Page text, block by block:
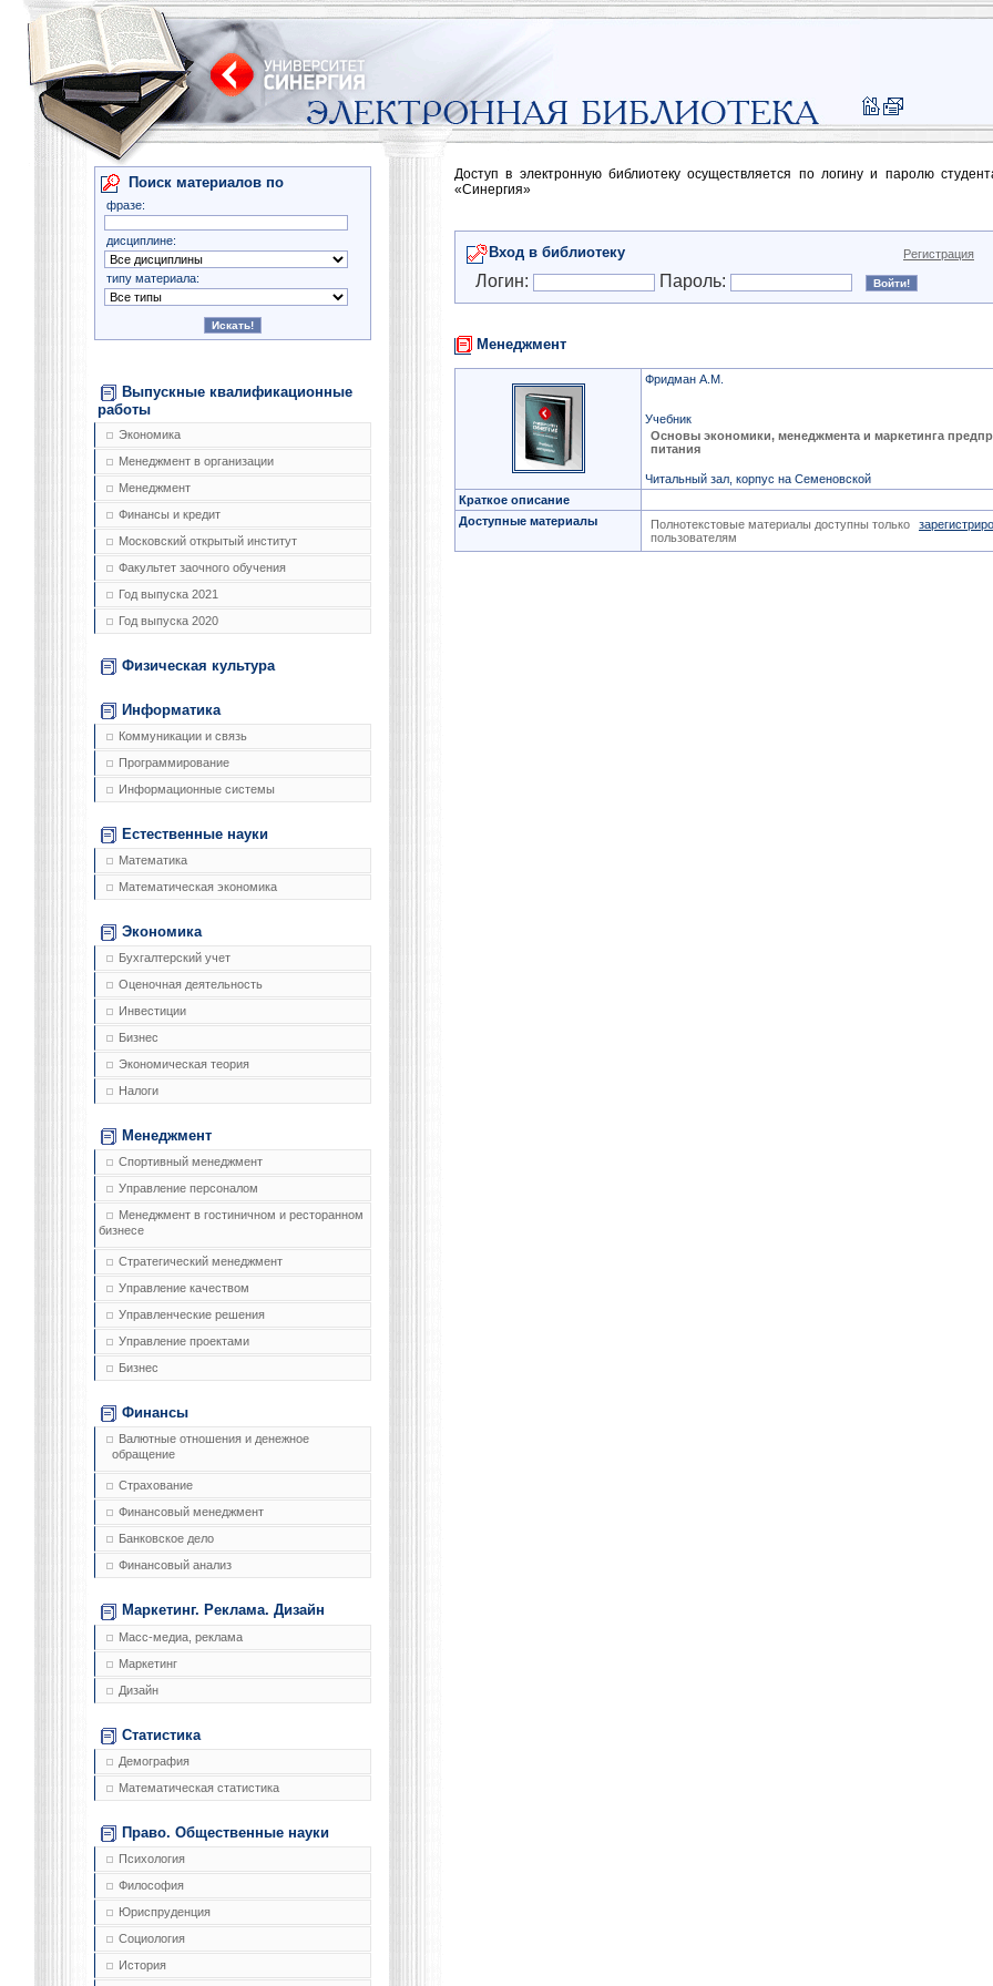
Поиск материалов по
фразе:
дисциплине:
типу материала:
Выпускные квалификационные
работы
Экономика
Менеджмент в организации
Менеджмент
Финансы и кредит
Московский открытый институт
Факультет заочного обучения
Год выпуска 2021
Год выпуска 2020
Физическая культура
Информатика
Коммуникации и связь
Программирование
Информационные системы
Естественные науки
Математика
Математическая экономика
Экономика
Бухгалтерский учет
Оценочная деятельность
Инвестиции
Бизнес
Экономическая теория
Налоги
Менеджмент
Спортивный менеджмент
Управление персоналом
Менеджмент в гостиничном и ресторанном
бизнесе
Стратегический менеджмент
Управление качеством
Управленческие решения
Управление проектами
Бизнес
Финансы
Валютные отношения и денежное
обращение
Страхование
Финансовый менеджмент
Банковское дело
Финансовый анализ
Маркетинг. Реклама. Дизайн
Масс-медиа, реклама
Маркетинг
Дизайн
Статистика
Демография
Математическая статистика
Право. Общественные науки
Психология
Философия
Юриспруденция
Социология
История
Доступ в электронную библиотеку осуществляется по логину и паролю
«Синергия»
Вход в библиотеку Регистрация
Логин: Пароль:
Менеджмент
Фридман А.М.
Учебник
Основы экономики, менеджмента и маркетинга
питания
Читальный зал, корпус на Семеновской
Краткое описание
Доступные материалы
Полнотекстовые материалы доступны только
пользователям